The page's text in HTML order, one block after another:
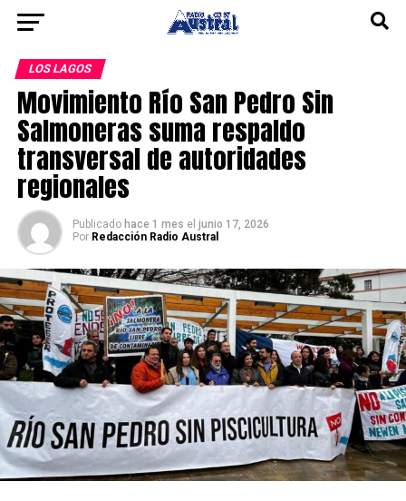
LOS LAGOS
Movimiento Río San Pedro Sin
Salmoneras suma respaldo
transversal de autoridades
regionales
Publicado hace 1 mes el junio 17, 2026
Por Redacción Radio Austral